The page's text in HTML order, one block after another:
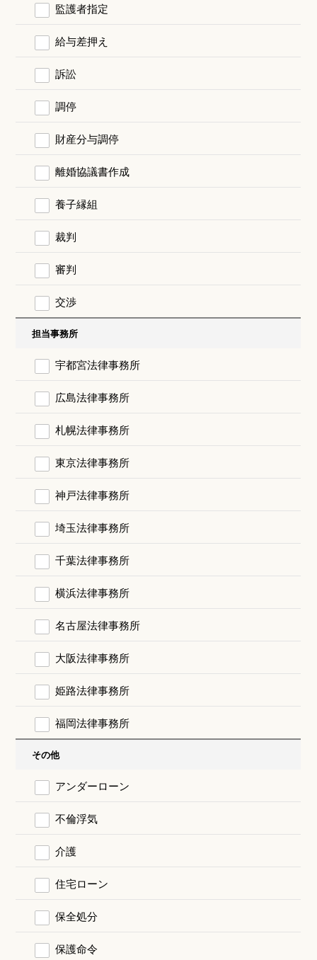
監護者指定
給与差押え
訴訟
調停
財産分与調停
離婚協議書作成
養子縁組
裁判
審判
交渉
担当事務所
宇都宮法律事務所
広島法律事務所
札幌法律事務所
東京法律事務所
神戸法律事務所
埼玉法律事務所
千葉法律事務所
横浜法律事務所
名古屋法律事務所
大阪法律事務所
姫路法律事務所
福岡法律事務所
その他
アンダーローン
不倫浮気
介護
住宅ローン
保全処分
保護命令